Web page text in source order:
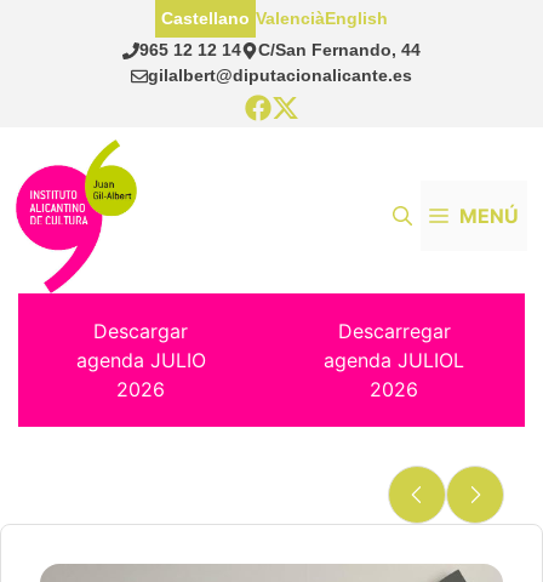
965 12 12 14
C/San Fernando, 44
gilalbert@diputacionalicante.es
Castellano ValenciàEnglish
MENÚ
Descargar
agenda JULIO
2026
Descarregar
agenda JULIOL
2026